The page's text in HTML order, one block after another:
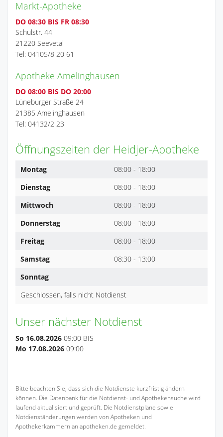
Markt-Apotheke
DO 08:30 BIS FR 08:30
Schulstr. 44
21220 Seevetal
Tel: 04105/8 20 61
Apotheke Amelinghausen
DO 08:00 BIS DO 20:00
Lüneburger Straße 24
21385 Amelinghausen
Tel: 04132/2 23
Öffnungszeiten der Heidjer-Apotheke
Montag
08:00 - 18:00
Dienstag
08:00 - 18:00
Mittwoch
08:00 - 18:00
Donnerstag
08:00 - 18:00
Freitag
08:00 - 18:00
Samstag
08:30 - 13:00
Sonntag
Geschlossen, falls nicht Notdienst
Unser nächster Notdienst
So 16.08.2026 09:00 BIS
Mo 17.08.2026 09:00
Bitte beachten Sie, dass sich die Notdienste kurzfristig ändern
können. Die Datenbank für die Notdienst- und Apothekensuche wird
laufend aktualisiert und geprüft. Die Notdienstpläne sowie
Notdienständerungen werden von Apotheken und
Apothekerkammern an apotheken.de gemeldet.